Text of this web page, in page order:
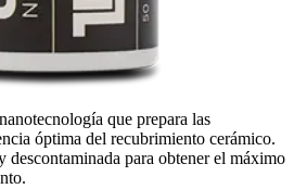
que prepara las
óptima del recubrimiento cerámico.
descontaminada para obtener el máximo